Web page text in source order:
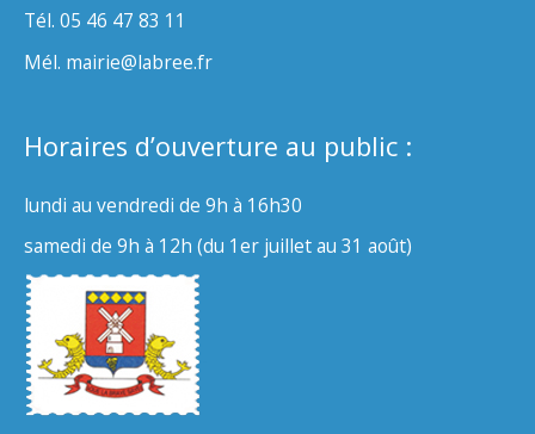
Tél. 05 46 47 83 11
Mél. mairie@labree.fr
Horaires d’ouverture au public :
lundi au vendredi de 9h à 16h30
samedi de 9h à 12h (du 1er juillet au 31 août)